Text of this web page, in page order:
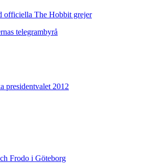
officiella The Hobbit grejer
telegrambyrå
presidentvalet 2012
Frodo i Göteborg